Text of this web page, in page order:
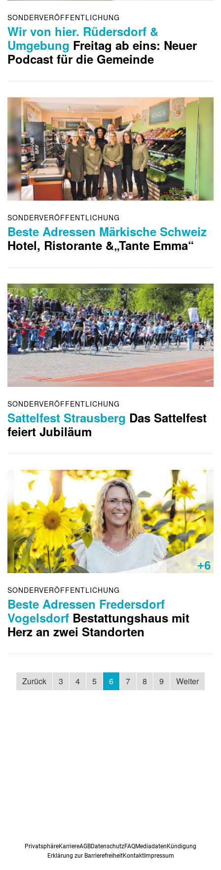
SONDERVERÖFFENTLICHUNG
Wir von hier. Rüdersdorf &
Umgebung Freitag ab eins: Neuer
Podcast für die Gemeinde
SONDERVERÖFFENTLICHUNG
Beste Adressen Märkische Schweiz
Hotel, Ristorante &„Tante Emma“
SONDERVERÖFFENTLICHUNG
Sattelfest Strausberg Das Sattelfest
feiert Jubiläum
+6
SONDERVERÖFFENTLICHUNG
Beste Adressen Fredersdorf
Vogelsdorf Bestattungshaus mit
Herz an zwei Standorten
Zurück 3 4 5 6 7 8 9 Weiter
PrivatsphäreKarriereAGBDatenschutzFAQMediadaten Kündigung
Erklärung zur BarrierefreiheitKontaktImpressum